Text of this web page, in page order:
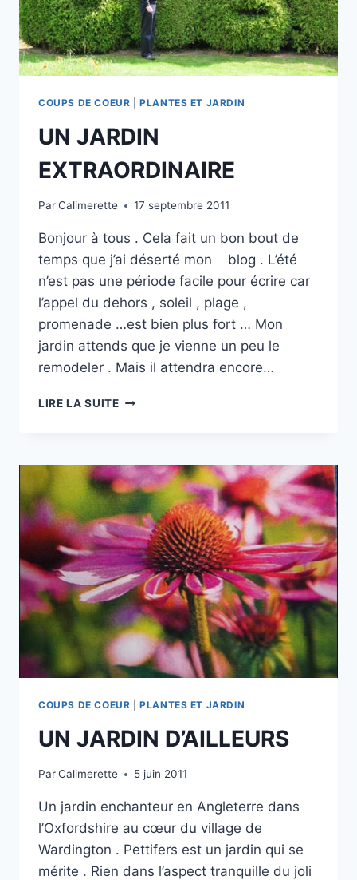
COUPS DE COEUR |PLANTES ET JARDIN
UN JARDIN
EXTRAORDINAIRE
ParCalimerette 17 septembre 2011
Bonjour à tous . Cela fait un bon bout de
temps que j’ai déserté mon blog . L’été
n’est pas une période facile pour écrire car
l’appel du dehors , soleil , plage ,
promenade …est bien plus fort … Mon
jardin attends que je vienne un peu le
remodeler . Mais il attendra encore…
LIRE LA SUITEUN
COUPS DE COEUR |PLANTES ET JARDIN
UN JARDIN D’AILLEURS
ParCalimerette 5 juin 2011
Un jardin enchanteur en Angleterre dans
l’Oxfordshire au cœur du village de
Wardington . Pettifers est un jardin qui se
mérite . Rien dans l’aspect tranquille du joli